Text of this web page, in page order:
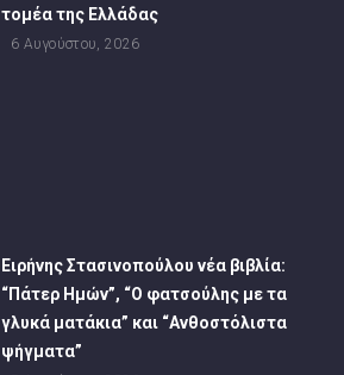
τομέα της Ελλάδας
6 Αυγούστου, 2026
Ειρήνης Στασινοπούλου νέα βιβλία:
“Πάτερ Ημών”, “Ο φατσούλης με τα
γλυκά ματάκια” και “Ανθοστόλιστα
ψήγματα”